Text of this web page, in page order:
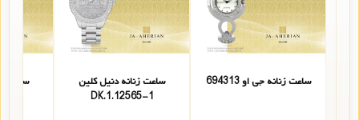
ساعت زنانه جی او 694313
ساعت زنانه دنیل کلین
DK.1.12565-1
ساعت